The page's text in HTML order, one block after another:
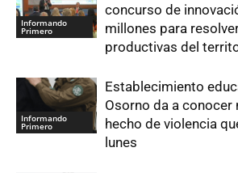
Informando
Primero
concurso de
millones para
productivas del
Informando
Primero
Establecimiento
Osorno da a conocer
hecho de violencia
lunes